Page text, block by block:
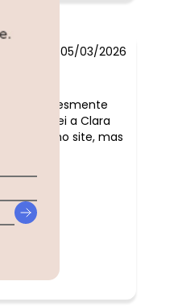
05/03/2026
é simplesmente
Comprei a Clara
no site, mas